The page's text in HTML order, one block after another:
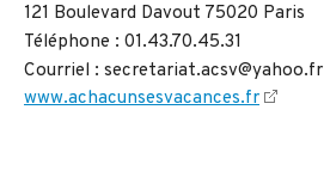
121 Boulevard Davout 75020 Paris
Téléphone : 01.43.70.45.31
Courriel : secretariat.acsv@yahoo.fr
www.achacunsesvacances.fr